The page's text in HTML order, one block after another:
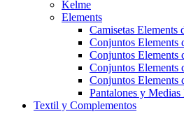
Kelme
Elements
Camisetas Elements
Conjuntos Elements
Conjuntos Elements
Conjuntos Elements
Conjuntos Elements
Pantalones y Medias
Textil y Complementos